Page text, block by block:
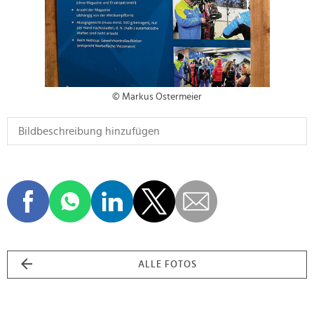
© Markus Ostermeier
ALLE FOTOS